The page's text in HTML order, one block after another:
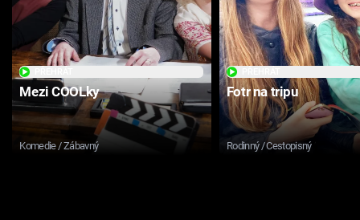
Mezi COOLky
Komedie / Zábavný
Fotr na tripu
Rodinný / Cestopisný